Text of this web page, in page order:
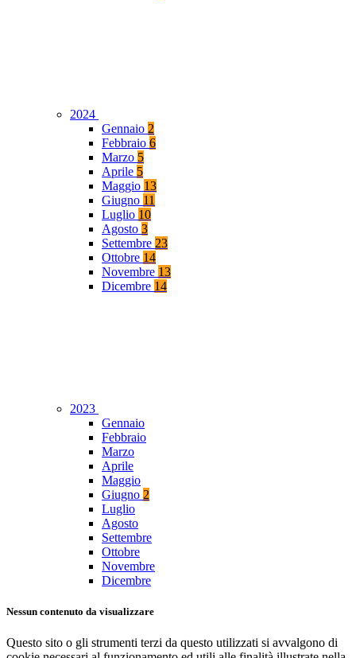
2024
Gennaio 2
Febbraio 6
Marzo 5
Aprile 5
Maggio 13
Giugno 11
Luglio 10
Agosto 3
Settembre 23
Ottobre 14
Novembre 13
Dicembre 14
2023
Gennaio
Febbraio
Marzo
Aprile
Maggio
Giugno 2
Luglio
Agosto
Settembre
Ottobre
Novembre
Dicembre
Nessun contenuto da visualizzare
Questo sito o gli strumenti terzi da questo utilizzati si avvalgono di